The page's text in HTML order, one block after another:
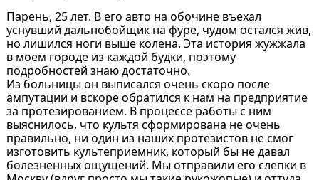
Парень, 25 лет. В его авто на обочине въехал
уснувший дальнобойщик на фуре, чудом остался жив,
но лишился ноги выше колена. Эта история жужжала
в моем городе из каждой будки, поэтому
подробностей знаю достаточно.
Из больницы он выписался очень скоро после
ампутации и вскоре обратился к нам на предприятие
за протезированием. В процессе работы с ним
выяснилось, что культя сформирована не очень
правильно, ни один из наших протезистов не смог
изготовить культеприемник, который бы не давал
болезненных ощущений. Мы отправили его слепки в